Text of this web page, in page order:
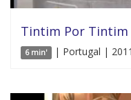
Tintim Por Tintim
6 min' | Portugal | 2011